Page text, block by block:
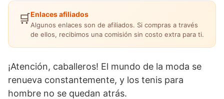
🛒Enlaces afiliados
Algunos enlaces son de afiliados. Si compras a través
de ellos, recibimos una comisión sin costo extra para ti.
¡Atención, caballeros! El mundo de la moda se
renueva constantemente, y los tenis para
hombre no se quedan atrás.